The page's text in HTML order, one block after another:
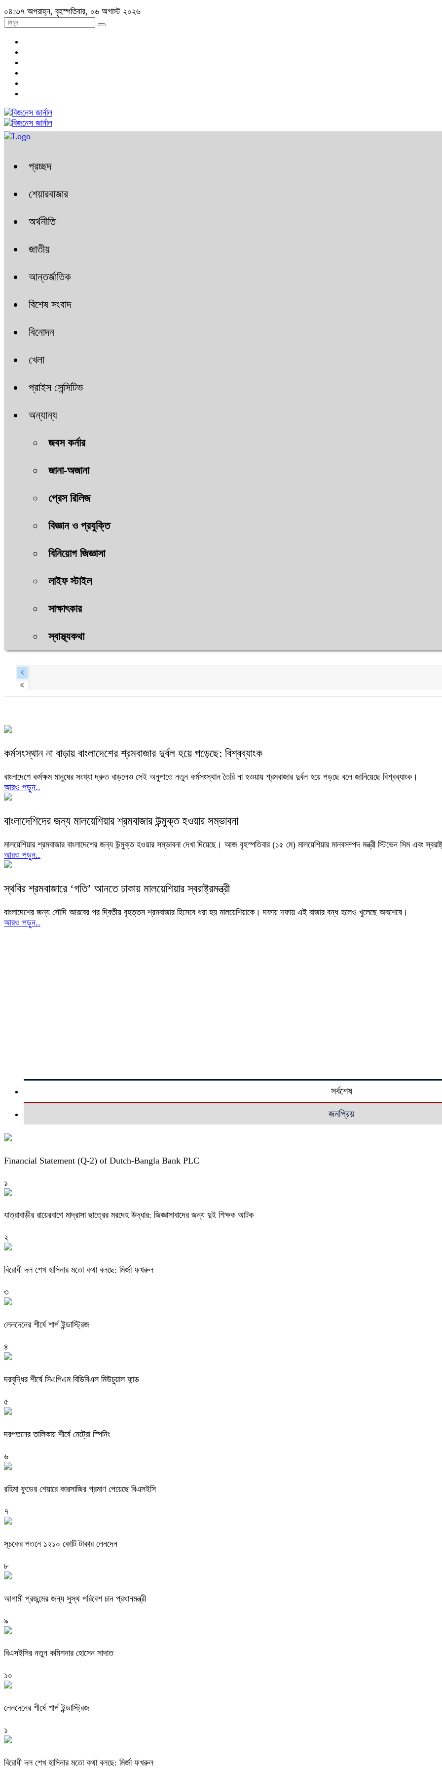
০৪:৩৭ অপরাহ্ন, বৃহস্পতিবার, ০৬ অগাস্ট ২০২৬
প্রচ্ছদ
শেয়ারবাজার
অর্থনীতি
জাতীয়
আন্তর্জাতিক
বিশেষ সংবাদ
বিনোদন
খেলা
প্রাইস সেন্সিটিভ
অন্যান্য
জবস কর্নার
জানা-অজানা
প্রেস রিলিজ
বিজ্ঞান ও প্রযুক্তি
বিনিয়োগ জিজ্ঞাসা
লাইফ স্টাইল
সাক্ষাৎকার
স্বাস্থ্যকথা
কর্মসংস্থান না বাড়ায় বাংলাদেশের শ্রমবাজার দুর্বল হয়ে পড়েছে: বিশ্বব্যাংক
বাংলাদেশে কর্মক্ষম মানুষের সংখ্যা দ্রুত বাড়লেও সেই অনুপাতে নতুন কর্মসংস্থান তৈরি না হওয়ায় শ্রমবাজার দুর্বল হয়ে পড়ছে বলে জানিয়েছে বিশ্বব্যাংক।
আরও পড়ুন..
বাংলাদেশিদের জন্য মালয়েশিয়ার শ্রমবাজার উন্মুক্ত হওয়ার সম্ভাবনা
মালয়েশিয়ার শ্রমবাজার বাংলাদেশের জন্য উন্মুক্ত হওয়ার সম্ভাবনা দেখা দিয়েছে। আজ বৃহস্পতিবার (১৫ মে) মালয়েশিয়ার মানবসম্পদ মন্ত্রী স্টিভেন সিম এবং
আরও পড়ুন..
স্থবির শ্রমবাজারে ‘গতি’ আনতে ঢাকায় মালয়েশিয়ার স্বরাষ্ট্রমন্ত্রী
বাংলাদেশের জন্য সৌদি আরবের পর দ্বিতীয় বৃহত্তম শ্রমবাজার হিসেবে ধরা হয় মালয়েশিয়াকে। দফায় দফায় এই বাজার বন্ধ হলেও খুলেছে অবশেষে।
আরও পড়ুন..
সর্বশেষ
জনপ্রিয়
Financial Statement (Q-2) of Dutch-Bangla Bank PLC
১
যাত্রাবাড়ীর রায়েরবাগে মাদ্রাসা ছাত্রের মরদেহ উদ্ধার: জিজ্ঞাসাবাদের জন্য দুই শিক্ষক আটক
২
বিরোধী দল শেখ হাসিনার মতো কথা বলছে: মির্জা ফখরুল
৩
লেনদেনের শীর্ষে শার্প ইন্ডাস্ট্রিজ
৪
দরবৃদ্ধির শীর্ষে সিএপিএম বিডিবিএল মিউচুয়াল ফান্ড
৫
দরপতনের তালিকায় শীর্ষে মেট্রো স্পিনিং
৬
রহিমা ফুডের শেয়ারে কারসাজির প্রমাণ পেয়েছে বিএসইসি
৭
সূচকের পতনে ১২১০ কোটি টাকার লেনদেন
৮
আগামী প্রজন্মের জন্য সুস্থ পরিবেশ চান প্রধানমন্ত্রী
৯
বিএসইসির নতুন কমিশনার হোসেন সাদাত
১০
লেনদেনের শীর্ষে শার্প ইন্ডাস্ট্রিজ
১
বিরোধী দল শেখ হাসিনার মতো কথা বলছে: মির্জা ফখরুল